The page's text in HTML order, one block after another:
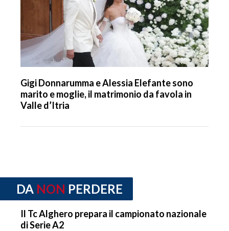
Gigi Donnarumma e Alessia Elefante sono
marito e moglie, il matrimonio da favola in
Valle d’Itria
DA NON PERDERE
Il Tc Alghero prepara il campionato nazionale
di Serie A2